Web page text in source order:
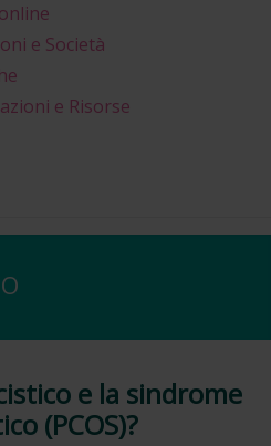
e Società
e Risorse
e la sindrome
(PCOS)?